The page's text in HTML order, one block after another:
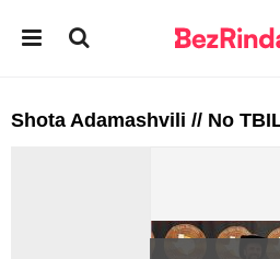
Shota Adamashvili // No